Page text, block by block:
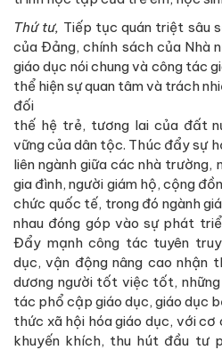
Thứ tư, Tiếp tục quán triệt sâu
của Đảng, chính sách của Nhà
giáo dục nói chung và công tác
thể hiện sự quan tâm và trách
đối
thế hệ trẻ, tương lai của đất
vững của dân tộc. Thúc đẩy sự
liên ngành giữa các nhà trường,
gia đình, người giám hộ, cộng
chức quốc tế, trong đó ngành
nhau đóng góp vào sự phát
Đẩy mạnh công tác tuyên
dục, vận động nâng cao nhận
dương người tốt việc tốt,
tác phổ cập giáo dục, giáo dục
thức xã hội hóa giáo dục, với cơ
khuyến khích, thu hút đầu tư